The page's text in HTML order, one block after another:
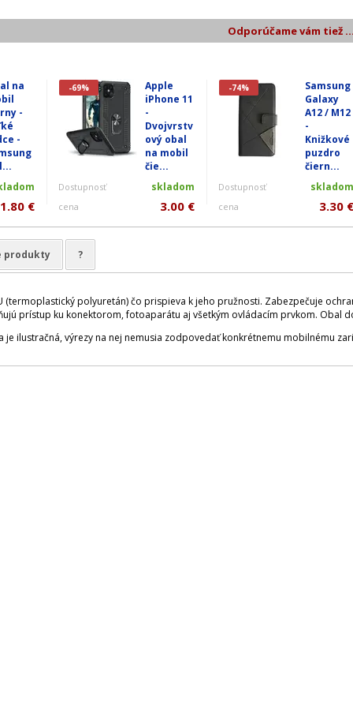
Odporúčame vám tiež
na
-
-
1.80 €
-69%
Apple
iPhone 11
-
Dvojvrstv
ový obal
na mobil
čie...
Dostupnosť skladom
cena 3.00 €
-74%
Samsung
Galaxy
A12 / M12
-
Knižkové
puzdro
čiern...
Dostupnosť skladom
cena 3.30 €
produkty ?
(termoplastický polyuretán) čo prispieva k jeho pružnosti. Zabezpečuje
prístup ku konektorom, fotoaparátu aj všetkým ovládacím prvkom. Obal
je ilustračná, výrezy na nej nemusia zodpovedať konkrétnemu mobilnému